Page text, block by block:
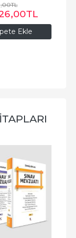
Ekle
,00TL
,00TL